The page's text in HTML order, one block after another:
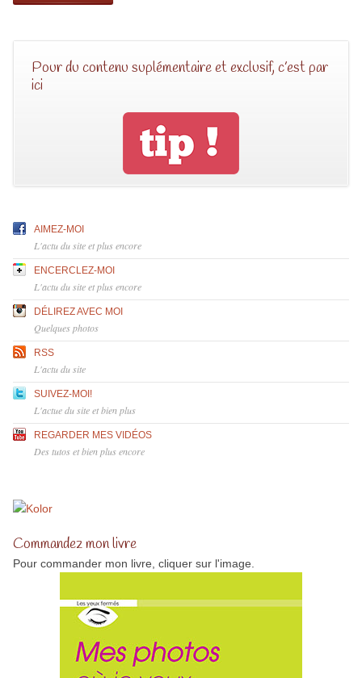
Pour du contenu suplémentaire et exclusif, c’est par
ici
AIMEZ-MOI
L'actu du site et plus encore
ENCERCLEZ-MOI
L'actu du site et plus encore
DÉLIREZ AVEC MOI
Quelques photos
RSS
L'actu du site
SUIVEZ-MOI!
L'actue du site et bien plus
REGARDER MES VIDÉOS
Des tutos et bien plus encore
Commandez mon livre
Pour commander mon livre, cliquer sur l'image.